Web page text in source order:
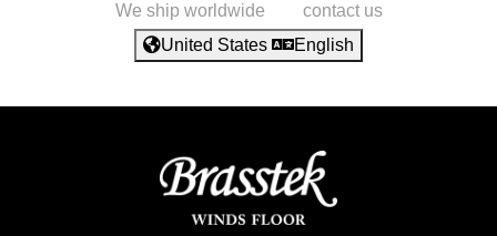
We ship worldwide
contact us
United States
English